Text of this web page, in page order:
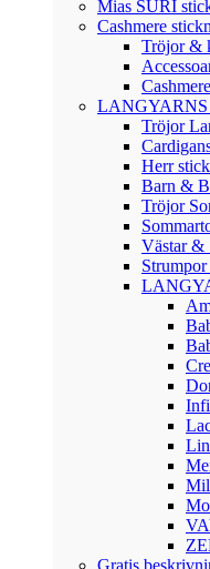
Mias SURI
Cashmere
Tröjor &
LANGYARNS
Tröjor
Herr
Barn &
Tröjor
Västar &
Gratis